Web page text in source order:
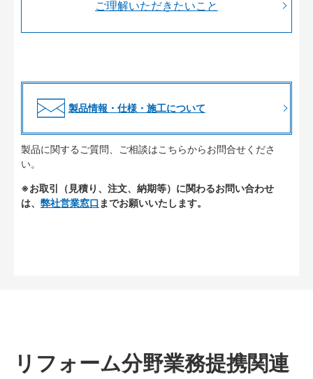
ご理解いただきたいこと
製品情報・仕様・施工について
製品に関するご質問、ご相談はこちらからお問合せくださ
い。
※お取引（見積り、注文、納期等）に関わるお問い合わせ
は、 弊社営業窓口 までお願いいたします。
リフォーム分野業務提携関連